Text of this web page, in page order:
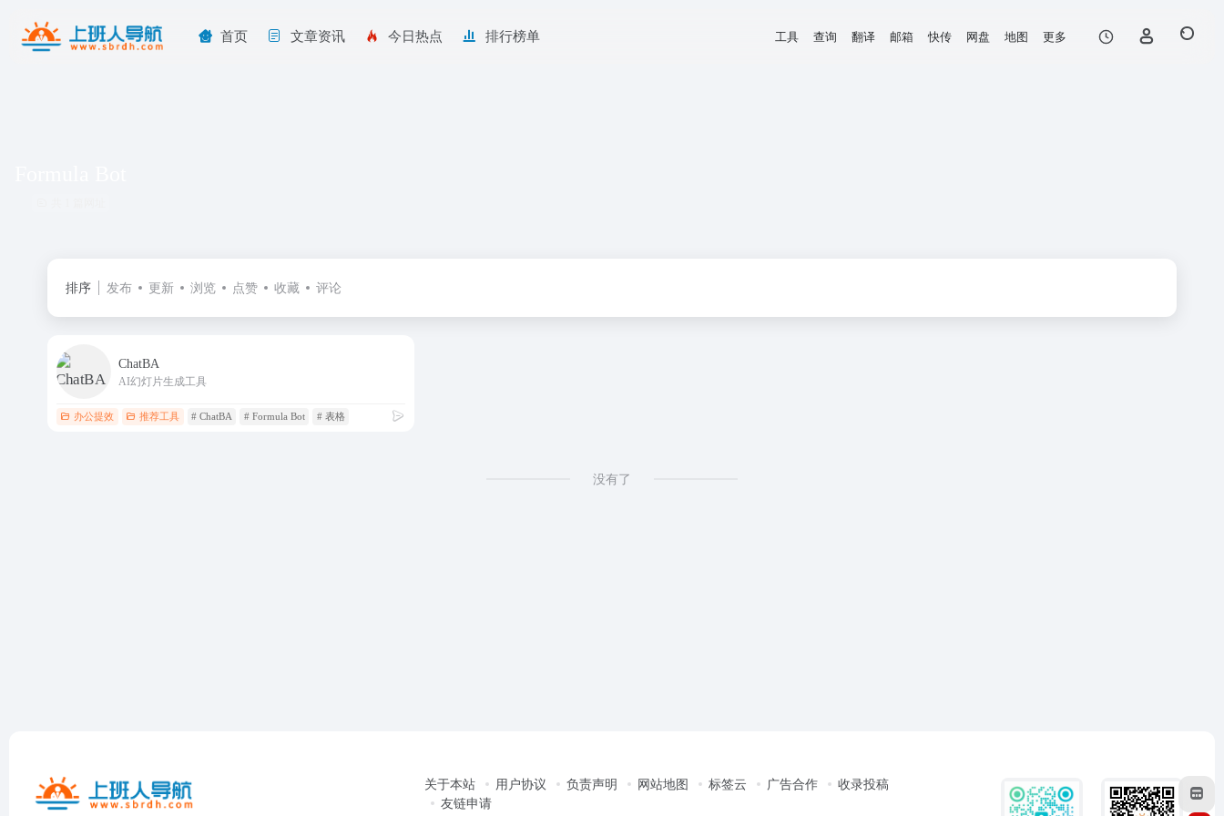
首页 文章资讯 今日热点 排行榜单 工具 查询 翻译 邮箱 快传 网盘 地图 更多
排序 发布 更新 浏览 点赞 收藏 评论
ChatBA
AI幻灯片生成工具
办公提效 推荐工具 # ChatBA # Formula Bot # 表格
没有了
关于本站 用户协议 负责声明 网站地图 标签云 广告合作
收录投稿
友链申请